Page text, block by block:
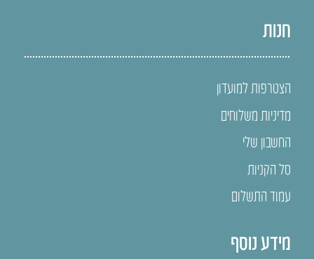
חנות
הצטרפות למועדון
מדיניות משלוחים
החשבון שלי
סל הקניות
עמוד התשלום
מידע נוסף